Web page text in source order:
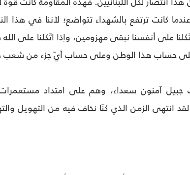
كانت ترتفع بالشهداء تتواضع؛ لأننا في هذا
على أنفسنا نبقى مهزومين، وإذا اتّكلنا على
حساب هذا الوطن وعلى حساب أيّ جزء من شعب
جبيل آمنون سعداء، وهم على امتداد
انتهى الزمن الذي كنّا نخاف فيه من التهويل